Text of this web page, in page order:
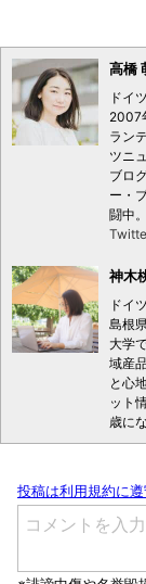
高橋
ドイ
2007
ラン
ツニ
ブロ
ー・
闘中。
神木
ドイ
島根
大学
域産
と心
ット
歳に